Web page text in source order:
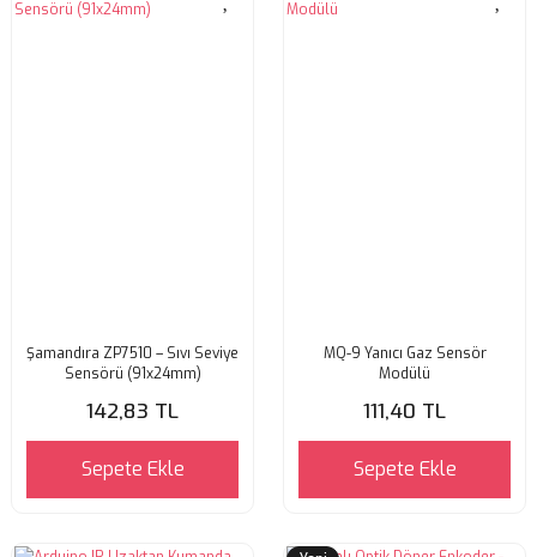
Şamandıra ZP7510 – Sıvı Seviye
Sensörü (91x24mm)
142,83 TL
Sepete Ekle
MQ-9 Yanıcı Gaz Sensör
Modülü
111,40 TL
Sepete Ekle